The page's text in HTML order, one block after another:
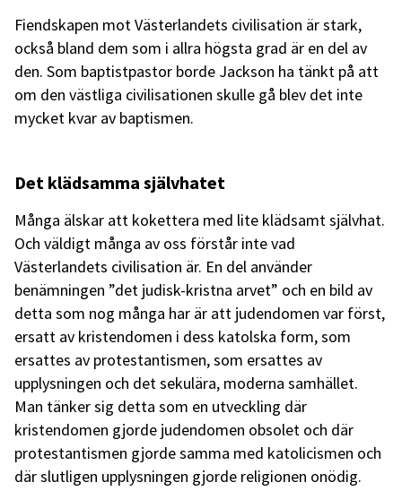
Fiendskapen mot Västerlandets civilisation är stark,
också bland dem som i allra högsta grad är en del av
den. Som baptistpastor borde Jackson ha tänkt på att
om den västliga civilisationen skulle gå blev det inte
mycket kvar av baptismen.
Det klädsamma självhatet
Många älskar att kokettera med lite klädsamt självhat.
Och väldigt många av oss förstår inte vad
Västerlandets civilisation är. En del använder
benämningen ”det judisk-kristna arvet” och en bild av
detta som nog många har är att judendomen var först,
ersatt av kristendomen i dess katolska form, som
ersattes av protestantismen, som ersattes av
upplysningen och det sekulära, moderna samhället.
Man tänker sig detta som en utveckling där
kristendomen gjorde judendomen obsolet och där
protestantismen gjorde samma med katolicismen och
där slutligen upplysningen gjorde religionen onödig.